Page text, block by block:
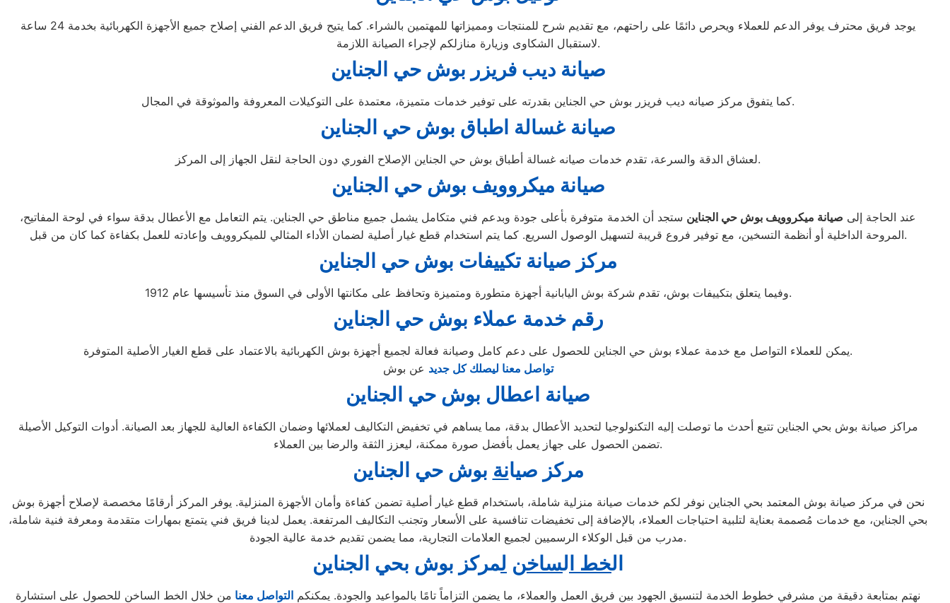
يوجد فريق محترف يوفر الدعم للعملاء ويحرص دائمًا على راحتهم، مع تقديم شرح للمنتجات ومميزاتها للمهتمين بالشراء. كما يتيح فريق الدعم الفني إصلاح جميع الأجهزة الكهربائية بخدمة 24 ساعة
لاستقبال الشكاوى وزيارة منازلكم لإجراء الصيانة اللازمة.
صيانة ديب فريزر بوش حي الجناين
كما يتفوق مركز صيانه ديب فريزر بوش حي الجناين بقدرته على توفير خدمات متميزة، معتمدة على التوكيلات المعروفة والموثوقة في المجال.
صيانة غسالة اطباق بوش حي الجناين
لعشاق الدقة والسرعة، تقدم خدمات صيانه غسالة أطباق بوش حي الجناين الإصلاح الفوري دون الحاجة لنقل الجهاز إلى المركز.
صيانة ميكروويف بوش حي الجناين
عند الحاجة إلى صيانة ميكروويف بوش حي الجناين ستجد أن الخدمة متوفرة بأعلى جودة وبدعم فني متكامل يشمل جميع مناطق حي الجناين. يتم التعامل مع الأعطال بدقة سواء في لوحة المفاتيح،
المروحة الداخلية أو أنظمة التسخين، مع توفير فروع قريبة لتسهيل الوصول السريع. كما يتم استخدام قطع غيار أصلية لضمان الأداء المثالي للميكروويف وإعادته للعمل بكفاءة كما كان من قبل.
مركز صيانة تكييفات بوش حي الجناين
وفيما يتعلق بتكييفات بوش، تقدم شركة بوش اليابانية أجهزة متطورة ومتميزة وتحافظ على مكانتها الأولى في السوق منذ تأسيسها عام 1912.
رقم خدمة عملاء بوش حي الجناين
يمكن للعملاء التواصل مع خدمة عملاء بوش حي الجناين للحصول على دعم كامل وصيانة فعالة لجميع أجهزة بوش الكهربائية بالاعتماد على قطع الغيار الأصلية المتوفرة.
تواصل معنا ليصلك كل جديد عن بوش
صيانة اعطال بوش حي الجناين
مراكز صيانة بوش بحي الجناين تتبع أحدث ما توصلت إليه التكنولوجيا لتحديد الأعطال بدقة، مما يساهم في تخفيض التكاليف لعملائها وضمان الكفاءة العالية للجهاز بعد الصيانة. أدوات التوكيل الأصيلة
تضمن الحصول على جهاز يعمل بأفضل صورة ممكنة، ليعزز الثقة والرضا بين العملاء.
مركز صيانة بوش حي الجناين
نحن في مركز صيانة بوش المعتمد بحي الجناين نوفر لكم خدمات صيانة منزلية شاملة، باستخدام قطع غيار أصلية تضمن كفاءة وأمان الأجهزة المنزلية. يوفر المركز أرقامًا مخصصة لإصلاح أجهزة بوش
بحي الجناين، مع خدمات مُصممة بعناية لتلبية احتياجات العملاء، بالإضافة إلى تخفيضات تنافسية على الأسعار وتجنب التكاليف المرتفعة. يعمل لدينا فريق فني يتمتع بمهارات متقدمة ومعرفة فنية شاملة،
مدرب من قبل الوكلاء الرسميين لجميع العلامات التجارية، مما يضمن تقديم خدمة عالية الجودة.
الخط ا لساخن لمركز بوش بحي الجناين
نهتم بمتابعة دقيقة من مشرفي خطوط الخدمة لتنسيق الجهود بين فريق العمل والعملاء، ما يضمن التزاماً تامًا بالمواعيد والجودة. يمكنكم التواصل معنا من خلال الخط الساخن للحصول على استشارة